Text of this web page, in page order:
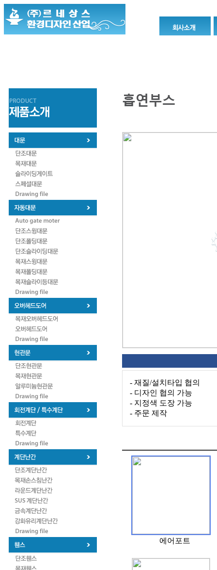
에어포트
- 재질/설치타입 협의
- 디자인 협의 가능
- 지정색 도장 가능
- 주문 제작